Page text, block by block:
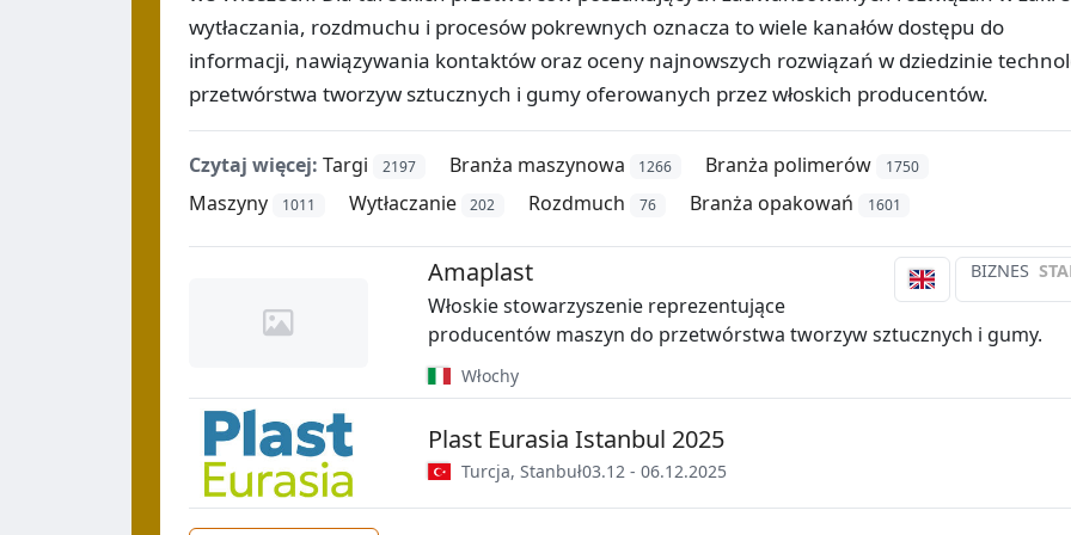
wytłaczania, rozdmuchu i procesów pokrewnych oznacza to wiele kanałów dostępu do
informacji, nawiązywania kontaktów oraz oceny najnowszych rozwiązań w dziedzinie
przetwórstwa tworzyw sztucznych i gumy oferowanych przez włoskich producentów.
Czytaj więcej: Targi 2197 Branża maszynowa 1266 Branża polimerów 1750
Maszyny 1011 Wytłaczanie 202 Rozdmuch 76 Branża opakowań 1601
BIZNES
Amaplast
Włoskie stowarzyszenie reprezentujące
producentów maszyn do przetwórstwa tworzyw sztucznych i gumy.
Włochy
Plast Eurasia Istanbul 2025
Turcja, Stanbuł03.12 - 06.12.2025